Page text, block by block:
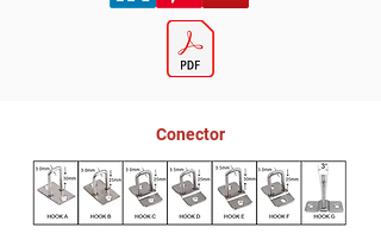
Conector